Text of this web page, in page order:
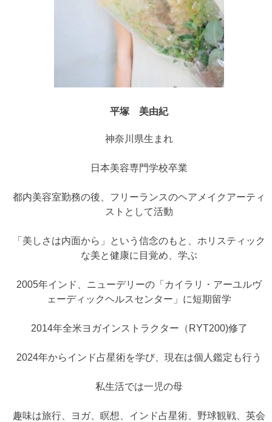
平塚 美由紀
神奈川県生まれ
日本美容専門学校卒業
都内美容室勤務の後、フリーランスのヘアメイクアーティ
ストとして活動
「美しさは内面から」という信念のもと、ホリスティック
な美と健康に目覚め、学ぶ
2005年インド、ニューデリーの「カイラリ・アーユルヴ
ェーディックヘルスセンター」に短期留学
2014年全米ヨガインストラクター（RYT200)修了
2024年からインド占星術を学び、現在は個人鑑定も行う
私生活では一児の母
趣味は旅行、ヨガ、瞑想、インド占星術、野球観戦、英会